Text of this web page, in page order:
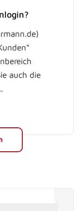
auch die